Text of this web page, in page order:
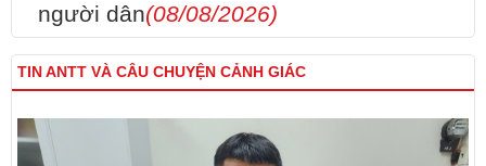
người dân(08/08/2026)
TIN ANTT VÀ CÂU CHUYỆN CẢNH GIÁC